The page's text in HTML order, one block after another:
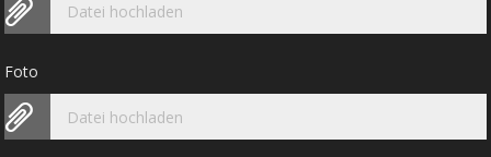
Datei hochladen
Foto
Datei hochladen